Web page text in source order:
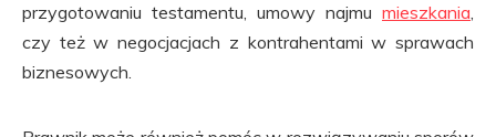
przygotowaniu testamentu, umowy najmu mieszkania,
czy też w negocjacjach z kontrahentami w sprawach
biznesowych.